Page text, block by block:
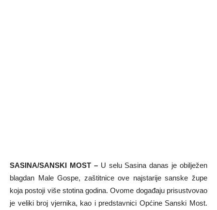
SASINA/SANSKI MOST – U selu Sasina danas je obilježen
blagdan Male Gospe, zaštitnice ove najstarije sanske župe
koja postoji više stotina godina. Ovome događaju prisustvovao
je veliki broj vjernika, kao i predstavnici Općine Sanski Most.